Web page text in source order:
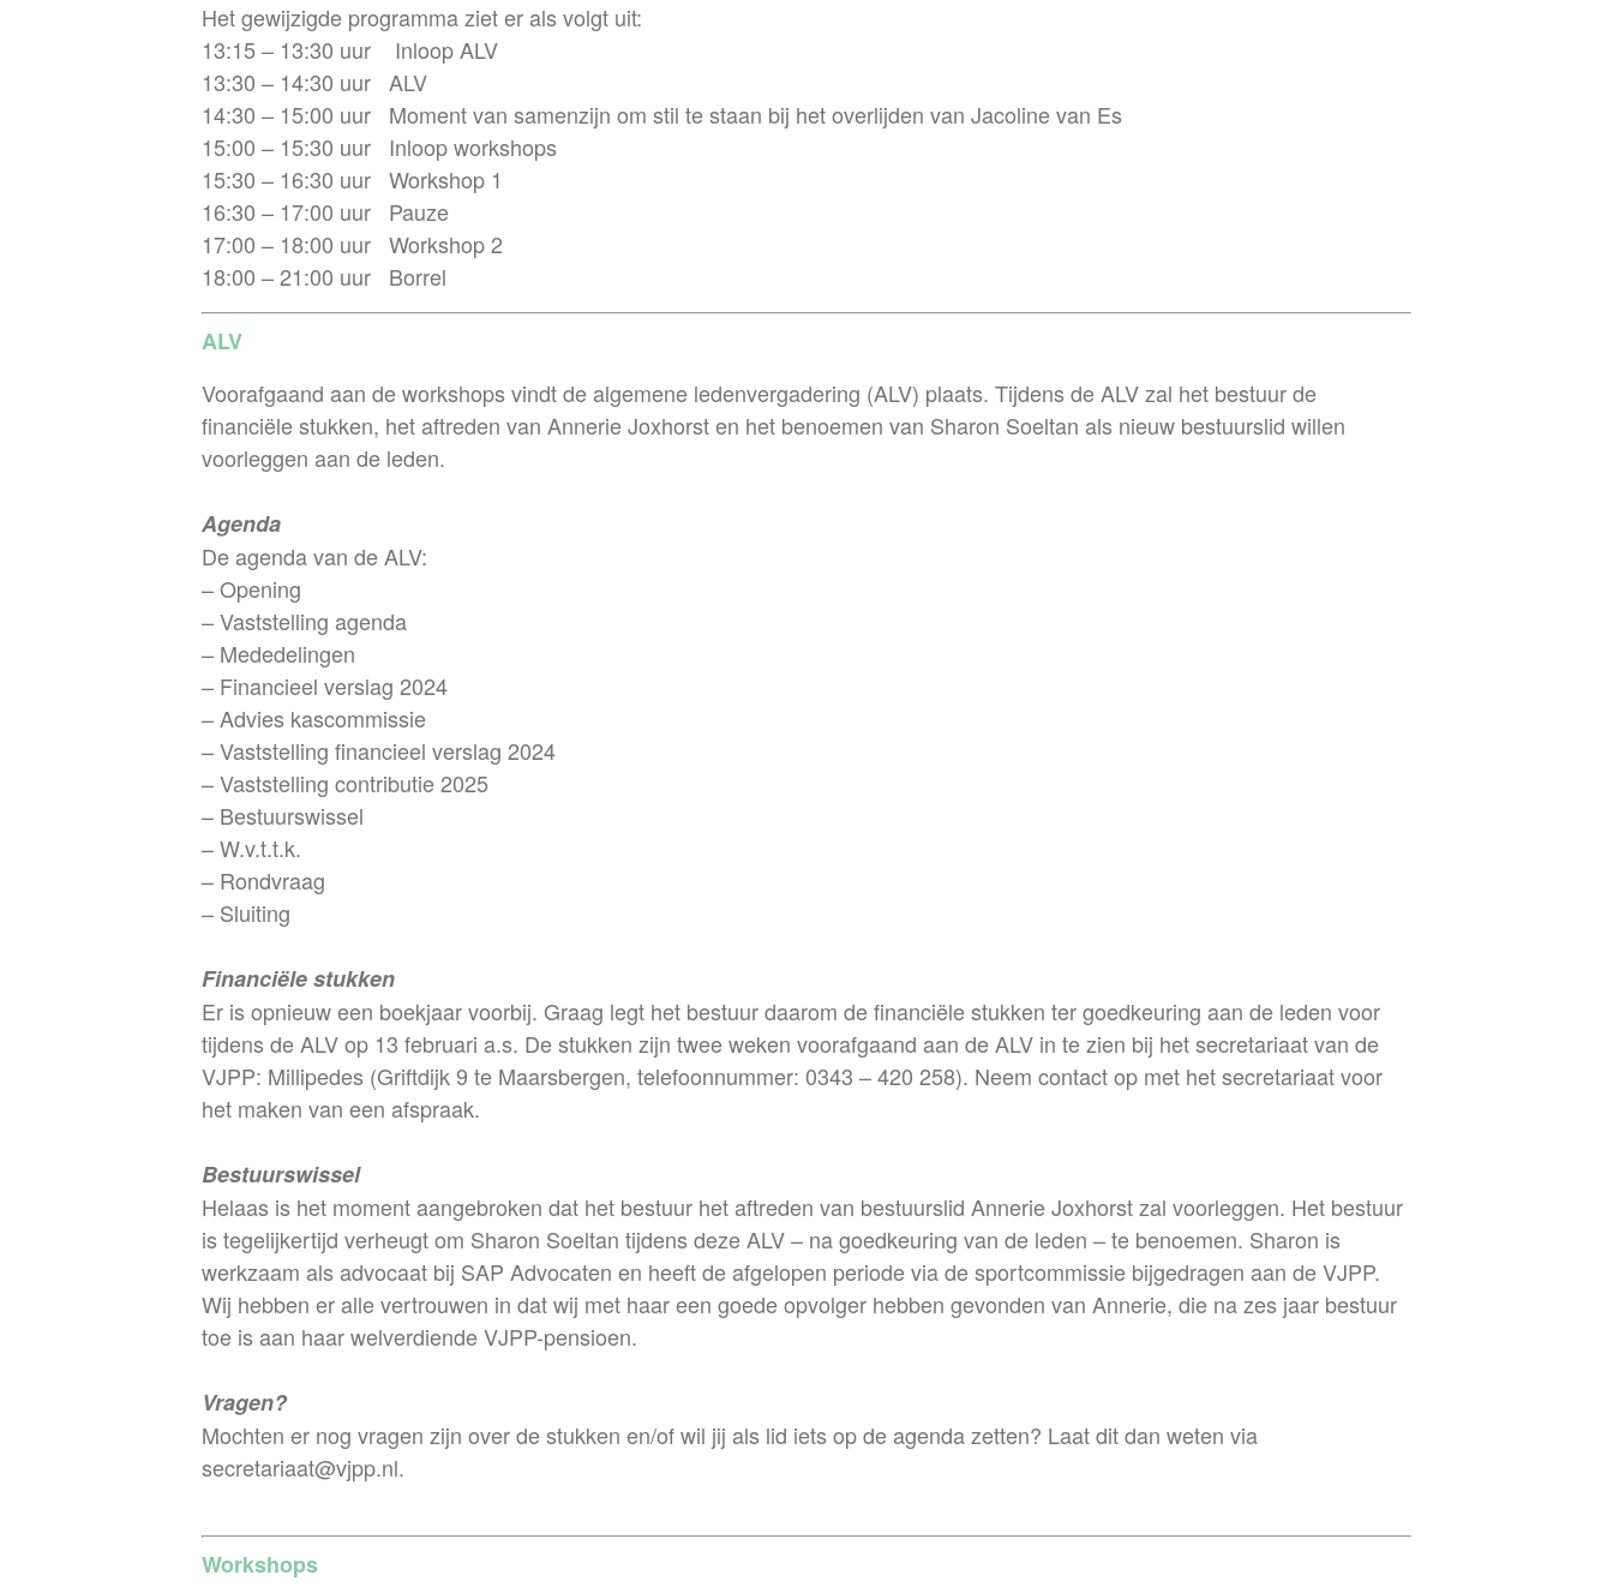
Het gewijzigde programma ziet er als volgt uit:
13:15 – 13:30 uur Inloop ALV
13:30 – 14:30 uur ALV
14:30 – 15:00 uur Moment van samenzijn om stil te staan bij het overlijden van Jacoline van Es
15:00 – 15:30 uur Inloop workshops
15:30 – 16:30 uur Workshop 1
16:30 – 17:00 uur Pauze
17:00 – 18:00 uur Workshop 2
18:00 – 21:00 uur Borrel
ALV
Voorafgaand aan de workshops vindt de algemene ledenvergadering (ALV) plaats. Tijdens de ALV zal het bestuur de
financiële stukken, het aftreden van Annerie Joxhorst en het benoemen van Sharon Soeltan als nieuw bestuurslid willen
voorleggen aan de leden.
Agenda
De agenda van de ALV:
– Opening
– Vaststelling agenda
– Mededelingen
– Financieel verslag 2024
– Advies kascommissie
– Vaststelling financieel verslag 2024
– Vaststelling contributie 2025
– Bestuurswissel
– W.v.t.t.k.
– Rondvraag
– Sluiting
Financiële stukken
Er is opnieuw een boekjaar voorbij. Graag legt het bestuur daarom de financiële stukken ter goedkeuring aan de leden voor
tijdens de ALV op 13 februari a.s. De stukken zijn twee weken voorafgaand aan de ALV in te zien bij het secretariaat van de
VJPP: Millipedes (Griftdijk 9 te Maarsbergen, telefoonnummer: 0343 – 420 258). Neem contact op met het secretariaat voor
het maken van een afspraak.
Bestuurswissel
Helaas is het moment aangebroken dat het bestuur het aftreden van bestuurslid Annerie Joxhorst zal voorleggen. Het bestuur
is tegelijkertijd verheugt om Sharon Soeltan tijdens deze ALV – na goedkeuring van de leden – te benoemen. Sharon is
werkzaam als advocaat bij SAP Advocaten en heeft de afgelopen periode via de sportcommissie bijgedragen aan de VJPP.
Wij hebben er alle vertrouwen in dat wij met haar een goede opvolger hebben gevonden van Annerie, die na zes jaar bestuur
toe is aan haar welverdiende VJPP-pensioen.
Vragen?
Mochten er nog vragen zijn over de stukken en/of wil jij als lid iets op de agenda zetten? Laat dit dan weten via
secretariaat@vjpp.nl.
Workshops